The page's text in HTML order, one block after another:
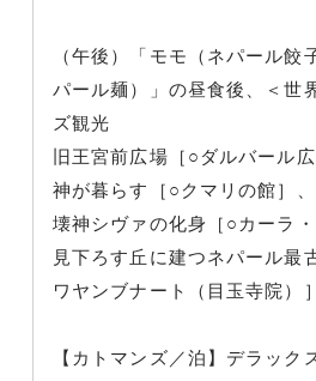
（午後）「モモ（ネパール餃
パール麺）」の昼食後、＜世
ズ観光
旧王宮前広場［○ダルバール
神が暮らす［○クマリの館］
壊神シヴァの化身［○カーラ
見下ろす丘に建つネパール最
ワヤンブナート（目玉寺院）
【カトマンズ／泊】デラック